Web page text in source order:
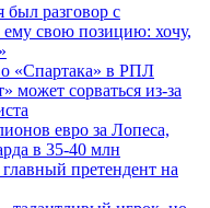
разговор с
свою позицию: хочу,
«Спартака» в РПЛ
может сорваться из‑за
евро за Лопеса,
в 35-40 млн
претендент на